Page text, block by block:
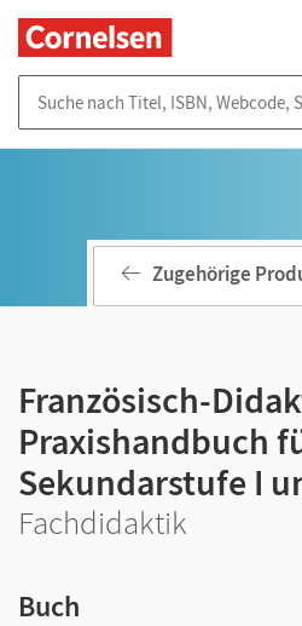
Zugehörige
Französisch-
Praxishandbuch
Sekundarstufe I
Fachdidaktik
Buch